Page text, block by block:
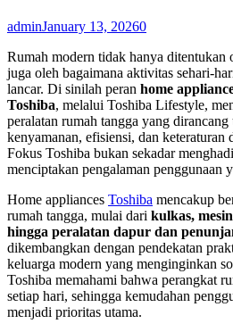
adminJanuary 13, 20260
Rumah modern tidak hanya ditentukan
juga oleh bagaimana aktivitas sehari-
lancar. Di sinilah peran home
Toshiba, melalui Toshiba Lifestyle,
peralatan rumah tangga yang
kenyamanan, efisiensi, dan keteraturan
Fokus Toshiba bukan sekadar
menciptakan pengalaman penggunaan
Home appliances Toshiba mencakup
rumah tangga, mulai dari kulkas,
hingga peralatan dapur dan
dikembangkan dengan pendekatan
keluarga modern yang menginginkan
Toshiba memahami bahwa perangkat
setiap hari, sehingga kemudahan
menjadi prioritas utama.